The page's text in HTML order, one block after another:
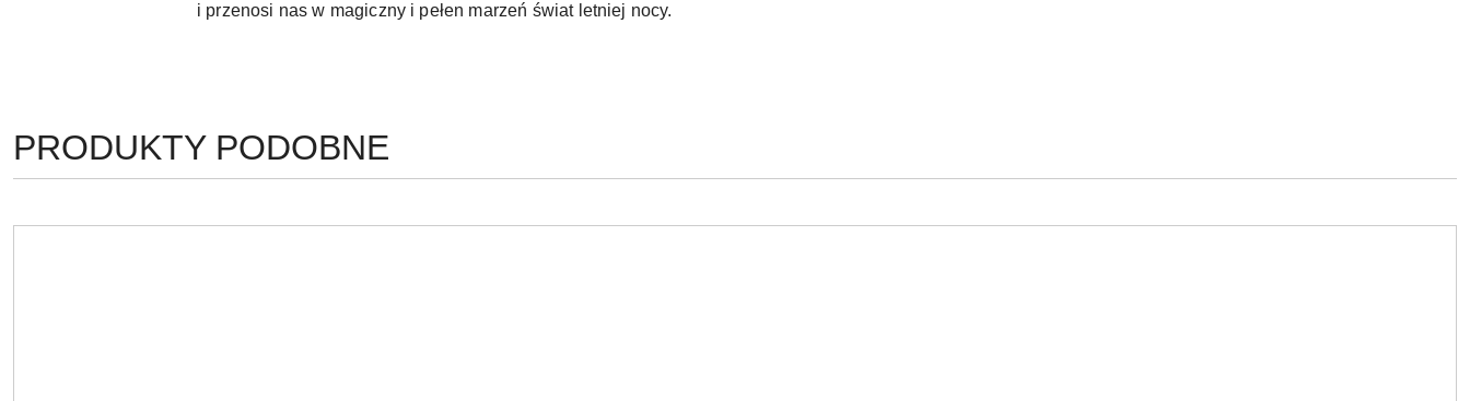
i przenosi nas w magiczny i pełen marzeń świat letniej nocy.
Pomiń karuzelę produktów
PRODUKTY
O
STATUSIE:
PRODUKTY PODOBNE